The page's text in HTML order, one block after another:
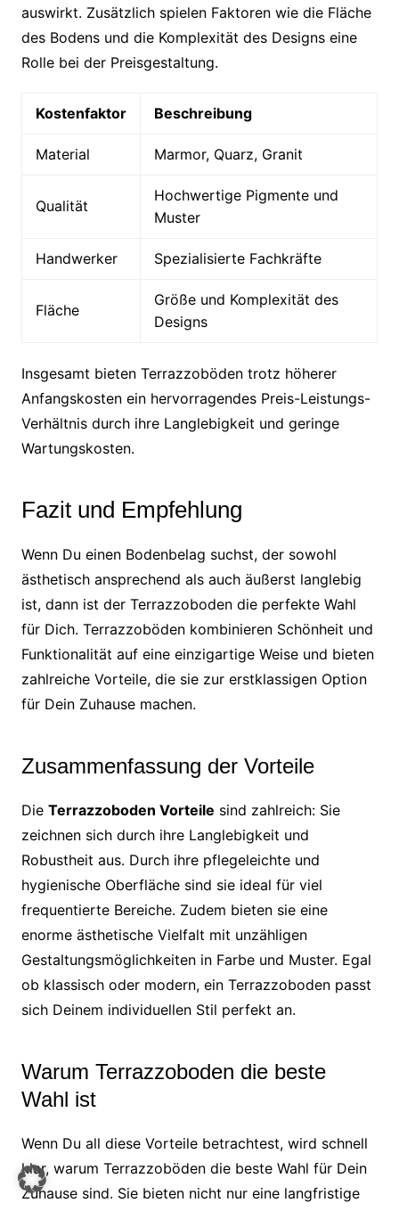
auswirkt. Zusätzlich spielen Faktoren wie die Fläche
des Bodens und die Komplexität des Designs eine
Rolle bei der Preisgestaltung.
Kostenfaktor Beschreibung
Material Marmor, Quarz, Granit
Qualität
Hochwertige Pigmente und
Muster
Handwerker Spezialisierte Fachkräfte
Fläche
Größe und Komplexität des
Designs
Insgesamt bieten Terrazzoböden trotz höherer
Anfangskosten ein hervorragendes Preis-Leistungs-
Verhältnis durch ihre Langlebigkeit und geringe
Wartungskosten.
Fazit und Empfehlung
Wenn Du einen Bodenbelag suchst, der sowohl
ästhetisch ansprechend als auch äußerst langlebig
ist, dann ist der Terrazzoboden die perfekte Wahl
für Dich. Terrazzoböden kombinieren Schönheit und
Funktionalität auf eine einzigartige Weise und bieten
zahlreiche Vorteile, die sie zur erstklassigen Option
für Dein Zuhause machen.
Zusammenfassung der Vorteile
Die Terrazzoboden Vorteile sind zahlreich: Sie
zeichnen sich durch ihre Langlebigkeit und
Robustheit aus. Durch ihre pflegeleichte und
hygienische Oberfläche sind sie ideal für viel
frequentierte Bereiche. Zudem bieten sie eine
enorme ästhetische Vielfalt mit unzähligen
Gestaltungsmöglichkeiten in Farbe und Muster. Egal
ob klassisch oder modern, ein Terrazzoboden passt
sich Deinem individuellen Stil perfekt an.
Warum Terrazzoboden die beste
Wahl ist
Wenn Du all diese Vorteile betrachtest, wird schnell
klar, warum Terrazzoböden die beste Wahl für Dein
Zuhause sind. Sie bieten nicht nur eine langfristige